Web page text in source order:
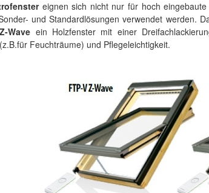
eignen sich nicht nur für hoch
und Standardlösungen verwendet werden.
Wave ein Holzfenster mit einer
Feuchträume) und Pflegeleichtigkeit.